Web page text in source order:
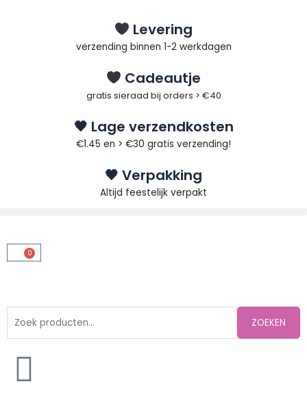
Levering
verzending binnen 1-2 werkdagen
Cadeautje
gratis sieraad bij orders > €40
🖤 Lage verzendkosten
€1.45 en > €30 gratis verzending!
🖤 Verpakking
Altijd feestelijk verpakt
0
Winkelwagen
ZOEKEN